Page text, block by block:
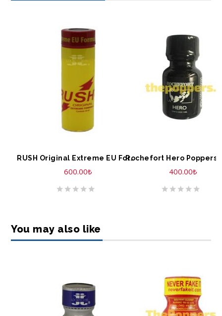
SEPETE EKLE RUSH Original Extreme EU Formula 30 ml Tall
600.00₺
SEPETE EKLE
Rochefort Hero Poppers
400.00₺
You may also like